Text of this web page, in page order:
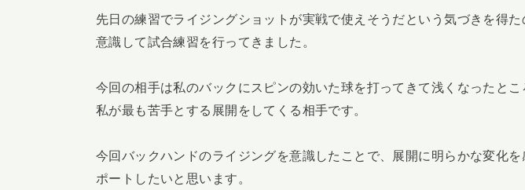
先日の練習でライジングショットが実戦で使えそうだという気づきを得
意識して試合練習を行ってきました。
今回の相手は私のバックにスピンの効いた球を打ってきて浅くなったとこ
私が最も苦手とする展開をしてくる相手です。
今回バックハンドのライジングを意識したことで、展開に明らかな変化
ポートしたいと思います。